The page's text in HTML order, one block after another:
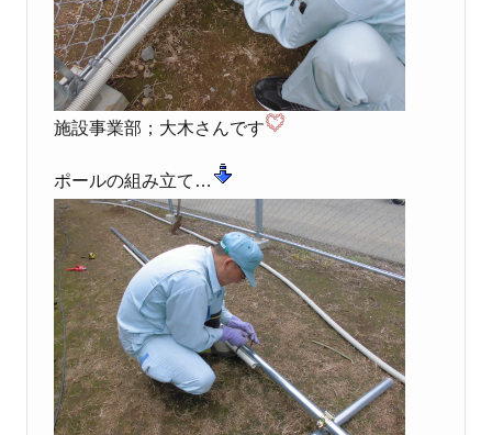
施設事業部；大木さんです
ポールの組み立て…